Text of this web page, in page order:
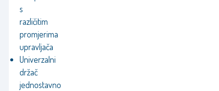
s
različitim
promjerima
upravljača
Univerzalni
držač
jednostavno